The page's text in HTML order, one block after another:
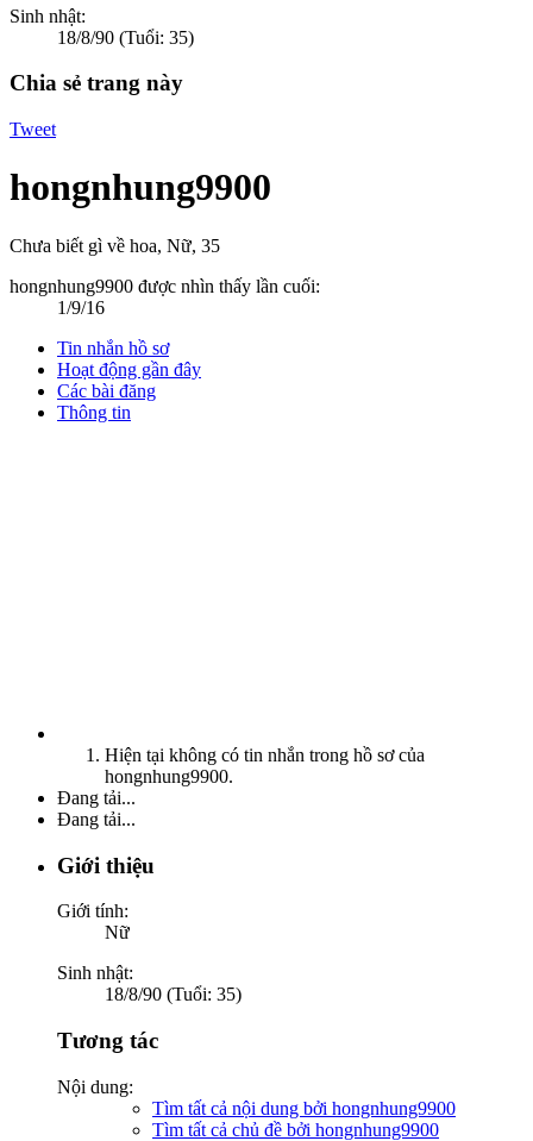
Sinh nhật:
18/8/90 (Tuổi: 35)
Chia sẻ trang này
Tweet
hongnhung9900
Chưa biết gì về hoa, Nữ, 35
hongnhung9900 được nhìn thấy lần cuối:
1/9/16
Tin nhắn hồ sơ
Hoạt động gần đây
Các bài đăng
Thông tin
Hiện tại không có tin nhắn trong hồ sơ của
hongnhung9900.
Đang tải...
Đang tải...
Giới thiệu
Giới tính:
Nữ
Sinh nhật:
18/8/90 (Tuổi: 35)
Tương tác
Nội dung:
Tìm tất cả nội dung bởi hongnhung9900
Tìm tất cả chủ đề bởi hongnhung9900